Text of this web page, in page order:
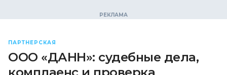
ПАРТНЕРСКАЯ
ООО «ДАНН»: судебные дела,